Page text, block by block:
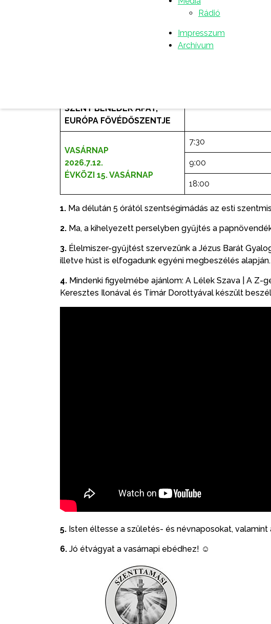
Rádió
Impresszum
Archívum
7:00
SZENT BENEDEK APÁT,
EURÓPA FŐVÉDŐSZENTJE
VASÁRNAP
2026.7.12.
ÉVKÖZI 15. VASÁRNAP
7:30
9:00
18:00
1. Ma délután 5 órától szentségimádás az esti
2. Ma, a kihelyezett perselyben gyűjtés a
3. Élelmiszer-gyűjtést szervezünk a Jézus Barát
illetve húst is elfogadunk egyéni megbeszélés alapján.
4. Mindenki figyelmébe ajánlom: A Lélek Szava | A Z-
Keresztes Ilonával és Tímár Dorottyával készült
5. Isten éltesse a születés- és névnaposokat,
6. Jó étvágyat a vasárnapi ebédhez! ☺